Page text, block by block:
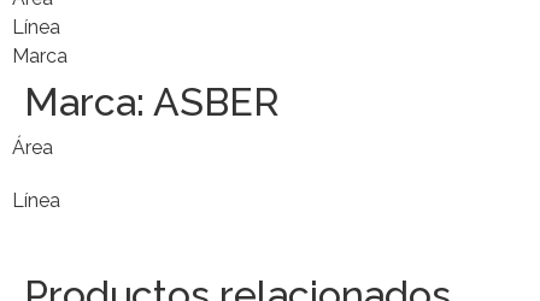
Línea
Marca
Marca: ASBER
Área
Línea